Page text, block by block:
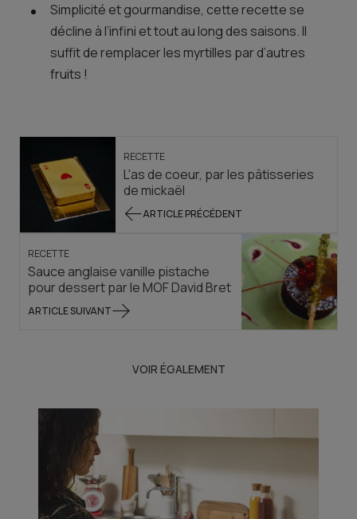
Simplicité et gourmandise, cette recette se
décline à l’infini et tout au long des saisons. Il
suffit de remplacer les myrtilles par d’autres
fruits !
RECETTE
L'as de coeur, par les pâtisseries
de mickaël
ARTICLE PRÉCÉDENT
RECETTE
Sauce anglaise vanille pistache
pour dessert par le MOF David Bret
ARTICLE SUIVANT
VOIR ÉGALEMENT